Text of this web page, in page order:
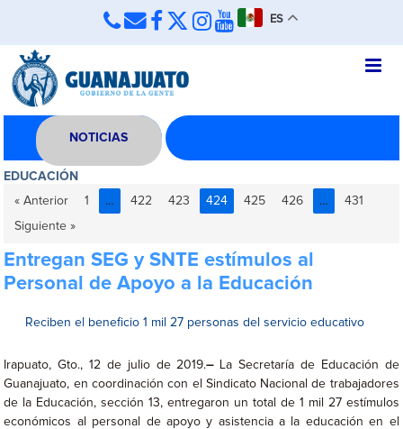
ES
NOTICIAS
EDUCACIÓN
« Anterior
1 … 422 423 424 425 426 …
431
Siguiente »
Entregan SEG y SNTE estímulos al
Personal de Apoyo a la Educación
Reciben el beneficio 1 mil 27 personas del servicio educativo
Irapuato, Gto., 12 de julio de 2019.– La Secretaría de Educación de
Guanajuato, en coordinación con el Sindicato Nacional de trabajadores
de la Educación, sección 13, entregaron un total de 1 mil 27 estímulos
económicos al personal de apoyo y asistencia a la educación en el